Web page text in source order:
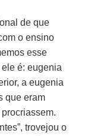
de que
o ensino
esse
ele é: eugenia
a eugenia
que eram
trovejou o